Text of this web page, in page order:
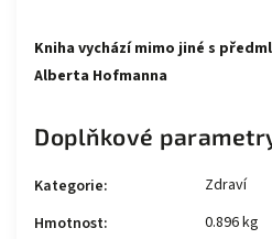
Kniha vychází mimo jiné s
Alberta Hofmanna
Doplňkové
Kategorie:
Zdraví
Hmotnost: 0.896 kg